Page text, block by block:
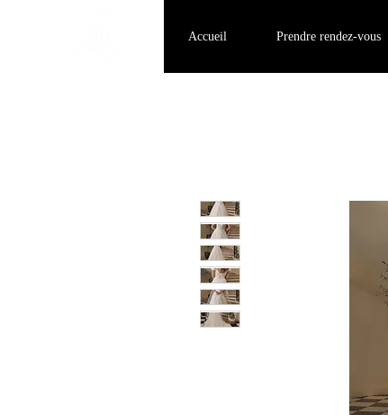
Accueil Prendre rendez-vous